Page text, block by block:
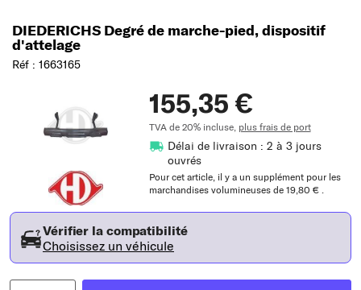
DIEDERICHS Degré de marche-pied, dispositif
d'attelage
Réf : 1663165
155,35 €
TVA de 20% incluse, plus frais de port
Délai de livraison : 2 à 3 jours
ouvrés
Pour cet article, il y a un supplément pour les
marchandises volumineuses de 19,80 € .
Vérifier la compatibilité
Choisissez un véhicule